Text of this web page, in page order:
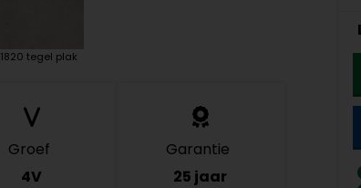
1820 tegel plak
Groef
4V
Garantie
25 jaar